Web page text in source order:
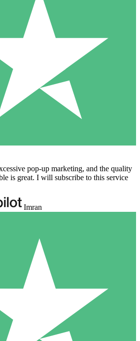
pop-up marketing, and the quality
is great. I will subscribe to this service
Imran